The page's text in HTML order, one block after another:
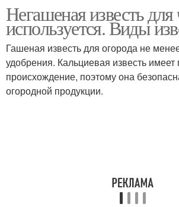
Известь от сырости
Извести в качестве
Негашеная известь для
используется. Виды
Гашеная известь для огорода не
удобрения. Кальциевая известь
происхождение, поэтому она
огородной продукции.